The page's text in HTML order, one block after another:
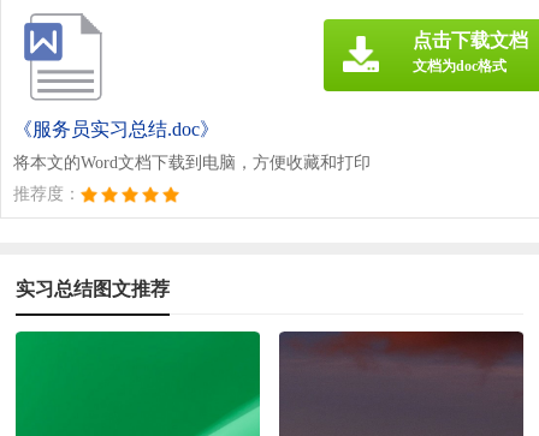
《服务员实习总结.doc》
将本文的Word文档下载到电脑，方便收藏和打印
推荐度：
点击下载文档
文档为doc格式
实习总结图文推荐